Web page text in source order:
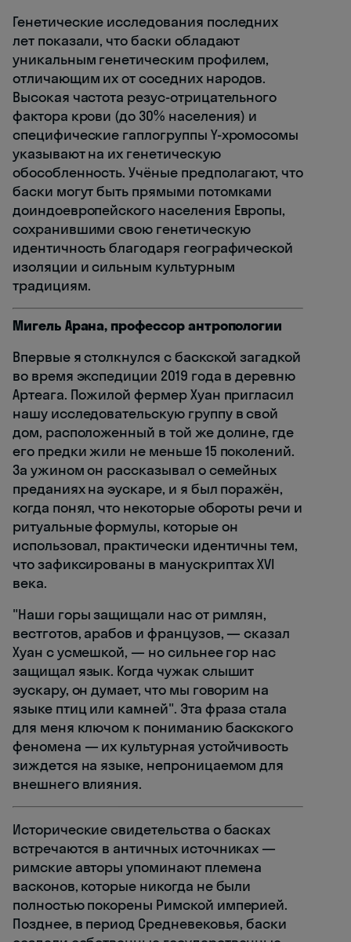
Генетические исследования последних
лет показали, что баски обладают
уникальным генетическим профилем,
отличающим их от соседних народов.
Высокая частота резус-отрицательного
фактора крови (до 30% населения) и
специфические гаплогруппы Y-хромосомы
указывают на их генетическую
обособленность. Учёные предполагают, что
баски могут быть прямыми потомками
доиндоевропейского населения Европы,
сохранившими свою генетическую
идентичность благодаря географической
изоляции и сильным культурным
традициям.
Мигель Арана, профессор антропологии
Впервые я столкнулся с баскской загадкой
во время экспедиции 2019 года в деревню
Артеага. Пожилой фермер Хуан пригласил
нашу исследовательскую группу в свой
дом, расположенный в той же долине, где
его предки жили не меньше 15 поколений.
За ужином он рассказывал о семейных
преданиях на эускаре, и я был поражён,
когда понял, что некоторые обороты речи и
ритуальные формулы, которые он
использовал, практически идентичны тем,
что зафиксированы в манускриптах XVI
века.
"Наши горы защищали нас от римлян,
вестготов, арабов и французов, — сказал
Хуан с усмешкой, — но сильнее гор нас
защищал язык. Когда чужак слышит
эускару, он думает, что мы говорим на
языке птиц или камней". Эта фраза стала
для меня ключом к пониманию баскского
феномена — их культурная устойчивость
зиждется на языке, непроницаемом для
внешнего влияния.
Исторические свидетельства о басках
встречаются в античных источниках —
римские авторы упоминают племена
васконов, которые никогда не были
полностью покорены Римской империей.
Позднее, в период Средневековья, баски